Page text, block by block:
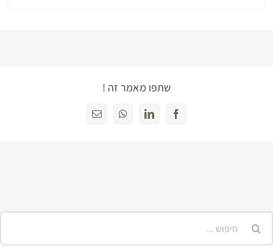
שתפו מאמר זה !
Facebook
LinkedIn
WhatsAppכתובת